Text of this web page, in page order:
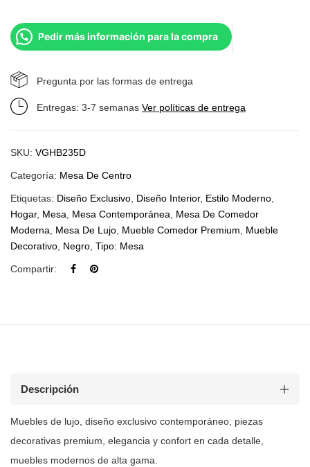
Pedir más información para la compra
Pregunta por las formas de entrega
Entregas: 3-7 semanas Ver políticas de entrega
SKU: VGHB235D
Categoría: Mesa De Centro
Etiquetas: Diseño Exclusivo Diseño Interior, Estilo Moderno
Hogar, Mesa Mesa Contemporánea
Mesa De Comedor
Moderna
Mesa De Lujo Mueble Comedor Premium
Mueble
Decorativo Negro Tipo: Mesa
Compartir:
Descripción
Muebles de lujo, diseño exclusivo contemporáneo, piezas
decorativas premium, elegancia y confort en cada detalle,
muebles modernos de alta gama.